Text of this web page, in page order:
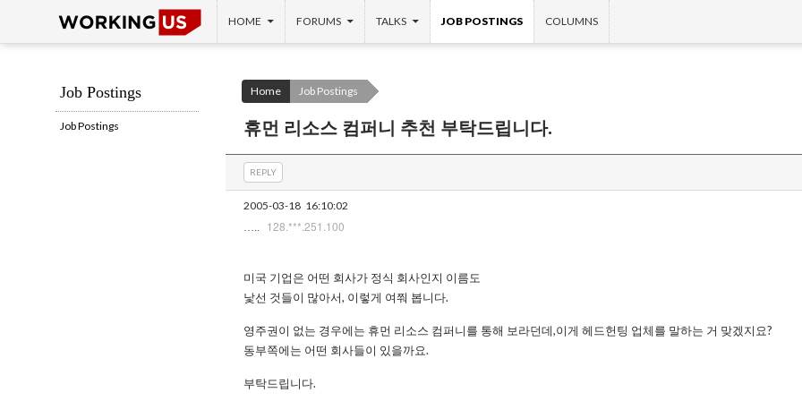
SKIP TO CONTENT
HOME FORUMS TALKS JOB POSTINGS COLUMNS
Home Job Postings
휴먼 리소스 컴퍼니 추천 부탁드립니다.
REPLY
2005-03-18 16:10:02
….. 128.***.251.100
미국 기업은 어떤 회사가 정식 회사인지 이름도
낯선 것들이 많아서, 이렇게 여쭤 봅니다.
영주권이 없는 경우에는 휴먼 리소스 컴퍼니를 통해 보라던데,이게 헤드헌팅 업체를 말하는 거 맞겠지요?
동부쪽에는 어떤 회사들이 있을까요.
부탁드립니다.
Job Postings
Job Postings